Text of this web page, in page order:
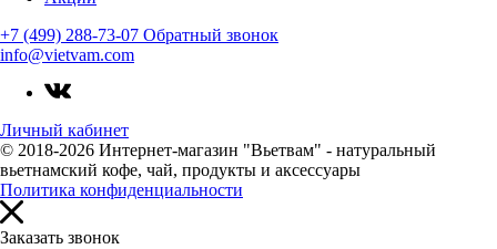
+7 (499) 288-73-07 Обратный звонок
info@vietvam.com
Личный кабинет
© 2018-2026 Интернет-магазин "Вьетвам" - натуральный
вьетнамский кофе, чай, продукты и аксессуары
Политика конфиденциальности
Заказать звонок